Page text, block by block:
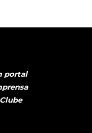
portal